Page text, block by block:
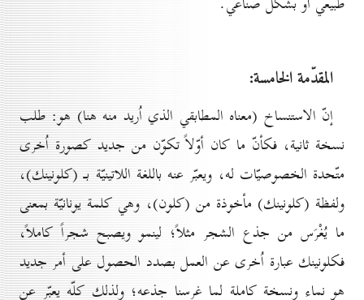
المقدّمة الخامسة:
إنّ الاستنساخ (معناه المطابقي الذي اُريد منه هنا) هو: طلب
نسخة ثانية، فكأنّ ما كان أوّلاً تكوّن من جديد كصورة اُخرى
متّحدة الخصوصيّات له، ويعبّر عنه باللغة اللاتينيّة بـ (كلونينك)،
ولفظة (كلونينك) مأخوذة من (كلون)، وهي كلمة يونانيّة بمعنى
ما يُغْرَس من جذع الشجر مثلاً؛ لينمو ويصبح شجراً كاملاً،
فكلونينك عبارة اُخرى عن العمل بصدد الحصول على أمر جديد
هو نماء ونسخة كاملة لما غرسنا جذعه؛ ولذلك كلّه يعبّر عن